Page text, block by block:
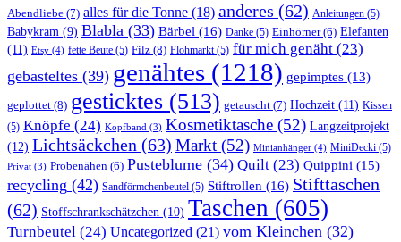
Abendliebe (7) alles für die Tonne (18) anderes (62) Anleitungen (5)
Babykram (9) Blabla (33) Bärbel (16) Danke (5) Einhörner(6) Elefanten
(11) Etsy (4) fette Beute (5) Filz (8) Flohmarkt(5) für mich genäht (23)
gebasteltes (39) genähtes (1218) gepimptes (13)
geplottet (8) gesticktes (513) getauscht (7) Hochzeit (11) Kissen
(5) Knöpfe (24) Kopfband (3) Kosmetiktasche (52) Langzeitprojekt
(12) Lichtsäckchen (63) Markt (52) Minianhänger (4) MiniDecki (5)
Privat (3) Probenähen (6) Pusteblume (34) Quilt (23) Quippini (15)
recycling (42) Sandförmchenbeutel (5) Stiftrollen (16) Stifttaschen
(62) Stoffschrankschätzchen (10) Taschen (605)
Turnbeutel (24) Uncategorized (21) vom Kleinchen (32)